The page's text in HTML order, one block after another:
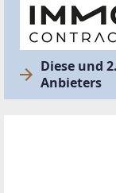
Diese und
Anbieters